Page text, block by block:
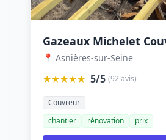
📍 Asnières-sur-Seine
★★★★★ 5/5 (92 avis)
Couvreur
chantier
rénovation prix